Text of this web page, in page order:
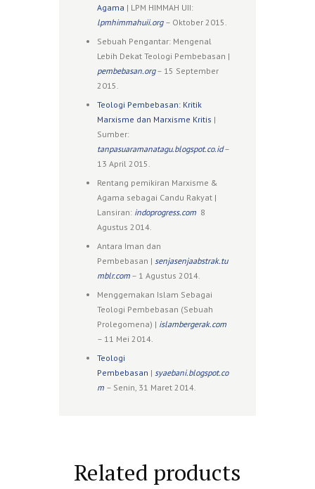
Agama | LPM HIMMAH UII:
lpmhimmahuii.org – Oktober 2015.
Sebuah Pengantar: Mengenal
Lebih Dekat Teologi Pembebasan |
pembebasan.org– 15 September
2015.
Teologi Pembebasan: Kritik
Marxisme dan Marxisme Kritis |
Sumber:
tanpasuaramanatagu.blogspot.co.id–
13 April 2015.
Rentang pemikiran Marxisme &
Agama sebagai Candu Rakyat |
Lansiran: indoprogress.com 8
Agustus 2014.
Antara Iman dan
Pembebasan | senjasenjaabstrak.tu
mblr.com – 1 Agustus 2014.
Menggemakan Islam Sebagai
Teologi Pembebasan (Sebuah
Prolegomena) | islambergerak.com
– 11 Mei 2014.
Teologi
Pembebasan | syaebani.blogspot.co
m – Senin, 31 Maret 2014.
Related products